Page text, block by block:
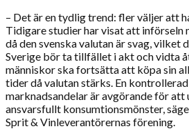
– Det är en tydlig trend: fler väljer att
Tidigare studier har visat att införseln
då den svenska valutan är svag, vilket
Sverige bör ta tillfället i akt och vidta
människor ska fortsätta att köpa sin
tider då valutan stärks. En
marknadsandelar är avgörande för
ansvarsfullt konsumtionsmönster,
Sprit & Vinleverantörernas förening.